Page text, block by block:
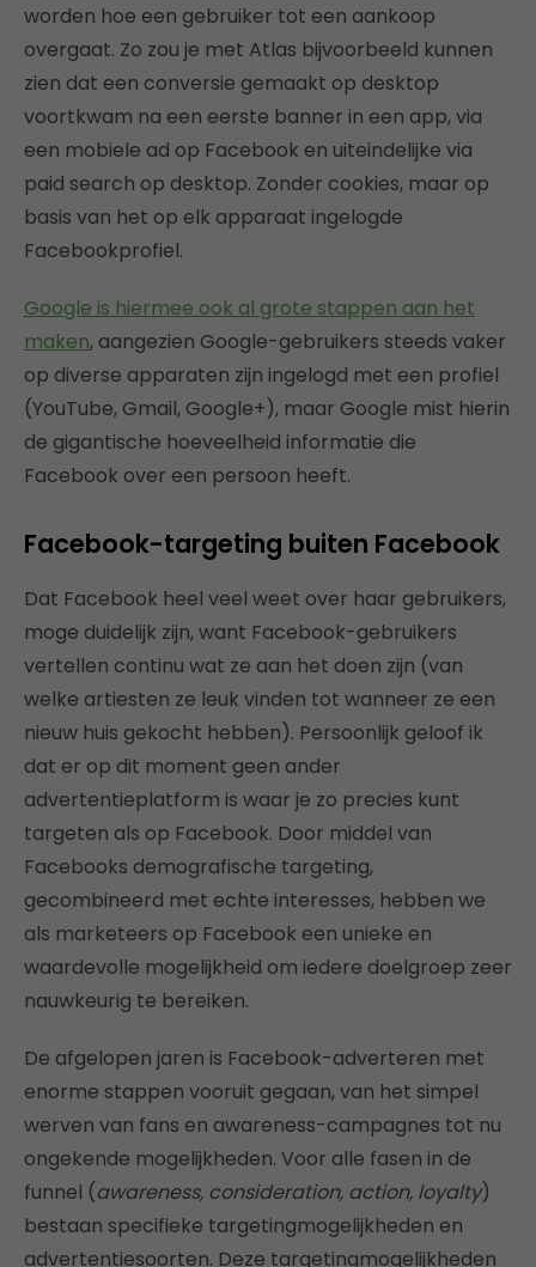
worden hoe een gebruiker tot een aankoop
overgaat. Zo zou je met Atlas bijvoorbeeld kunnen
zien dat een conversie gemaakt op desktop
voortkwam na een eerste banner in een app, via
een mobiele ad op Facebook en uiteindelijke via
paid search op desktop. Zonder cookies, maar op
basis van het op elk apparaat ingelogde
Facebookprofiel.
Google is hiermee ook al grote stappen aan het
maken, aangezien Google-gebruikers steeds vaker
op diverse apparaten zijn ingelogd met een profiel
(YouTube, Gmail, Google+), maar Google mist hierin
de gigantische hoeveelheid informatie die
Facebook over een persoon heeft.
Facebook-targeting buiten Facebook
Dat Facebook heel veel weet over haar gebruikers,
moge duidelijk zijn, want Facebook-gebruikers
vertellen continu wat ze aan het doen zijn (van
welke artiesten ze leuk vinden tot wanneer ze een
nieuw huis gekocht hebben). Persoonlijk geloof ik
dat er op dit moment geen ander
advertentieplatform is waar je zo precies kunt
targeten als op Facebook. Door middel van
Facebooks demografische targeting,
gecombineerd met echte interesses, hebben we
als marketeers op Facebook een unieke en
waardevolle mogelijkheid om iedere doelgroep zeer
nauwkeurig te bereiken.
De afgelopen jaren is Facebook-adverteren met
enorme stappen vooruit gegaan, van het simpel
werven van fans en awareness-campagnes tot nu
ongekende mogelijkheden. Voor alle fasen in de
funnel (awareness, consideration, action, loyalty)
bestaan specifieke targetingmogelijkheden en
advertentiesoorten. Deze targetingmogelijkheden